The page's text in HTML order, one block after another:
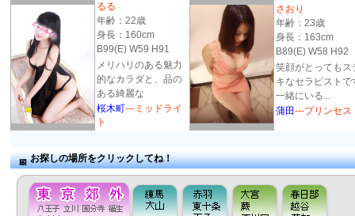
るる
年齢：22歳
身長：160cm
B99(E) W59 H91
メリハリのある魅力
的なカラダと、品の
ある綺麗な
桜木町---ミッドライ
ト
さおり
年齢：23歳
身長：163cm
B89(E) W58 H92
笑顔がとってもス
キなセラピストで
一緒にいる...
蒲田---プリンセス
お探しの場所をクリックしてね！